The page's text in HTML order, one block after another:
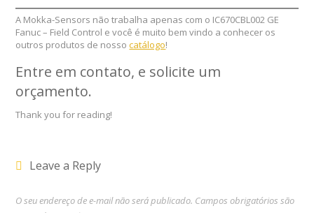
A Mokka-Sensors não trabalha apenas com o IC670CBL002 GE
Fanuc – Field Control e você é muito bem vindo a conhecer os
outros produtos de nossocatálogo!
Entre em contato, e solicite um
orçamento.
Thank you for reading!
Leave a Reply
O seu endereço de e-mail não será publicado. Campos obrigatórios são